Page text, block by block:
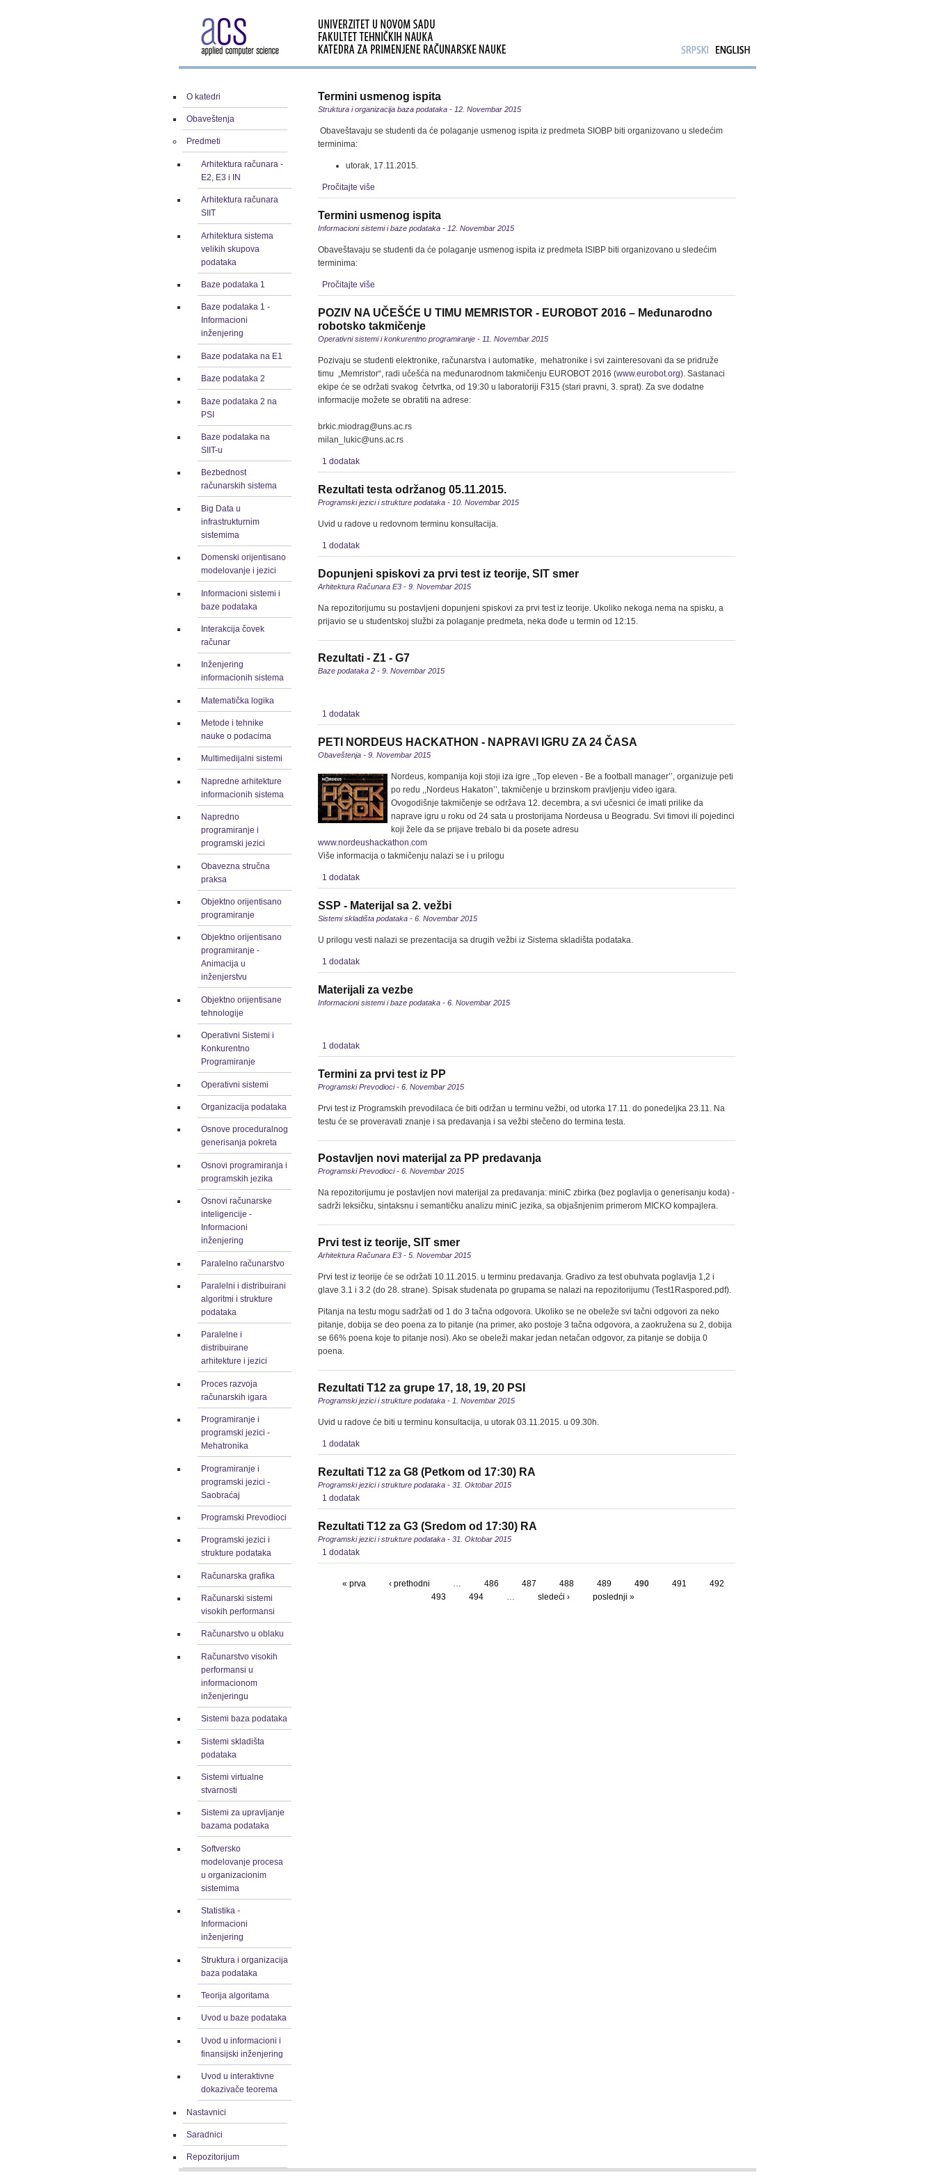
O katedri
Obaveštenja
Predmeti
Arhitektura računara -
E2, E3 i IN
Arhitektura računara
SIIT
Arhitektura sistema
velikih skupova
podataka
Baze podataka 1
Baze podataka 1 -
Informacioni
inženjering
Baze podataka na E1
Baze podataka 2
Baze podataka 2 na
PSI
Baze podataka na
SIIT-u
Bezbednost
računarskih sistema
Big Data u
infrastrukturnim
sistemima
Domenski orijentisano
modelovanje i jezici
Informacioni sistemi i
baze podataka
Interakcija čovek
računar
Inženjering
informacionih sistema
Matematička logika
Metode i tehnike
nauke o podacima
Multimedijalni sistemi
Napredne arhitekture
informacionih sistema
Napredno
programiranje i
programski jezici
Obavezna stručna
praksa
Objektno orijentisano
programiranje
Objektno orijentisano
programiranje -
Animacija u
inženjerstvu
Objektno orijentisane
tehnologije
Operativni Sistemi i
Konkurentno
Programiranje
Operativni sistemi
Organizacija podataka
Osnove proceduralnog
generisanja pokreta
Osnovi programiranja i
programskih jezika
Osnovi računarske
inteligencije -
Informacioni
inženjering
Paralelno računarstvo
Paralelni i distribuirani
algoritmi i strukture
podataka
Paralelne i
distribuirane
arhitekture i jezici
Proces razvoja
računarskih igara
Programiranje i
programski jezici -
Mehatronika
Programiranje i
programski jezici -
Saobraćaj
Programski Prevodioci
Programski jezici i
strukture podataka
Računarska grafika
Računarski sistemi
visokih performansi
Računarstvo u oblaku
Računarstvo visokih
performansi u
informacionom
inženjeringu
Sistemi baza podataka
Sistemi skladišta
podataka
Sistemi virtualne
stvarnosti
Sistemi za upravljanje
bazama podataka
Softversko
modelovanje procesa
u organizacionim
sistemima
Statistika -
Informacioni
inženjering
Struktura i organizacija
baza podataka
Teorija algoritama
Uvod u baze podataka
Uvod u informacioni i
finansijski inženjering
Uvod u interaktivne
dokazivače teorema
Nastavnici
Saradnici
Repozitorijum
Termini usmenog ispita
Struktura i organizacija baza podataka - 12. Novembar 2015
Obaveštavaju se studenti da će polaganje usmenog ispita iz predmeta SIOBP biti organizovano u sledećim
terminima:
utorak, 17.11.2015.
Pročitajte više
Termini usmenog ispita
Informacioni sistemi i baze podataka - 12. Novembar 2015
Obaveštavaju se studenti da će polaganje usmenog ispita iz predmeta ISIBP biti organizovano u sledećim
terminima:
Pročitajte više
POZIV NA UČEŠĆE U TIMU MEMRISTOR - EUROBOT 2016 – Međunarodno
robotsko takmičenje
Operativni sistemi i konkurentno programiranje - 11. Novembar 2015
Pozivaju se studenti elektronike, računarstva i automatike, mehatronike i svi zainteresovani da se pridruže
timu „Memristor“, radi učešća na međunarodnom takmičenju EUROBOT 2016 (www.eurobot.org). Sastanaci
ekipe će se održati svakog četvrtka, od 19:30 u laboratoriji F315 (stari pravni, 3. sprat). Za sve dodatne
informacije možete se obratiti na adrese:
brkic.miodrag@uns.ac.rs
milan_lukic@uns.ac.rs
1 dodatak
Rezultati testa održanog 05.11.2015.
Programski jezici i strukture podataka - 10. Novembar 2015
Uvid u radove u redovnom terminu konsultacija.
1 dodatak
Dopunjeni spiskovi za prvi test iz teorije, SIT smer
Arhitektura Računara E3 - 9. Novembar 2015
Na repozitorijumu su postavljeni dopunjeni spiskovi za prvi test iz teorije. Ukoliko nekoga nema na spisku, a
prijavio se u studentskoj službi za polaganje predmeta, neka dođe u termin od 12:15.
Rezultati - Z1 - G7
Baze podataka 2 - 9. Novembar 2015
1 dodatak
PETI NORDEUS HACKATHON - NAPRAVI IGRU ZA 24 ČASA
Obaveštenja - 9. Novembar 2015
Nordeus, kompanija koji stoji iza igre ,,Top eleven - Be a football manager’’, organizuje peti
po redu ,,Nordeus Hakaton’’, takmičenje u brzinskom pravljenju video igara.
Ovogodišnje takmičenje se održava 12. decembra, a svi učesnici će imati prilike da
naprave igru u roku od 24 sata u prostorijama Nordeusa u Beogradu. Svi timovi ili pojedinci
koji žele da se prijave trebalo bi da posete adresu
www.nordeushackathon.com
Više informacija o takmičenju nalazi se i u prilogu
1 dodatak
SSP - Materijal sa 2. vežbi
Sistemi skladišta podataka - 6. Novembar 2015
U prilogu vesti nalazi se prezentacija sa drugih vežbi iz Sistema skladišta podataka.
1 dodatak
Materijali za vezbe
Informacioni sistemi i baze podataka - 6. Novembar 2015
1 dodatak
Termini za prvi test iz PP
Programski Prevodioci - 6. Novembar 2015
Prvi test iz Programskih prevodilaca će biti održan u terminu vežbi, od utorka 17.11. do ponedeljka 23.11. Na
testu će se proveravati znanje i sa predavanja i sa vežbi stečeno do termina testa.
Postavljen novi materijal za PP predavanja
Programski Prevodioci - 6. Novembar 2015
Na repozitorijumu je postavljen novi materijal za predavanja: miniC zbirka (bez poglavlja o generisanju koda) -
sadrži leksičku, sintaksnu i semantičku analizu miniC jezika, sa objašnjenim primerom MICKO kompajlera.
Prvi test iz teorije, SIT smer
Arhitektura Računara E3 - 5. Novembar 2015
Prvi test iz teorije će se održati 10.11.2015. u terminu predavanja. Gradivo za test obuhvata poglavlja 1,2 i
glave 3.1 i 3.2 (do 28. strane). Spisak studenata po grupama se nalazi na repozitorijumu (Test1Raspored.pdf).
Pitanja na testu mogu sadržati od 1 do 3 tačna odgovora. Ukoliko se ne obeleže svi tačni odgovori za neko
pitanje, dobija se deo poena za to pitanje (na primer, ako postoje 3 tačna odgovora, a zaokružena su 2, dobija
se 66% poena koje to pitanje nosi). Ako se obeleži makar jedan netačan odgovor, za pitanje se dobija 0
poena.
Rezultati T12 za grupe 17, 18, 19, 20 PSI
Programski jezici i strukture podataka - 1. Novembar 2015
Uvid u radove će biti u terminu konsultacija, u utorak 03.11.2015. u 09.30h.
1 dodatak
Rezultati T12 za G8 (Petkom od 17:30) RA
Programski jezici i strukture podataka - 31. Oktobar 2015
1 dodatak
Rezultati T12 za G3 (Sredom od 17:30) RA
Programski jezici i strukture podataka - 31. Oktobar 2015
1 dodatak
« prva ‹ prethodni … 486 487 488 489 490 491
492
493
494 … sledeći › poslednji »